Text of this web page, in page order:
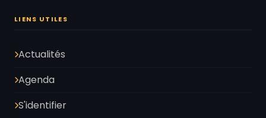
LIENS UTILES
Actualités
Agenda
S'identifier